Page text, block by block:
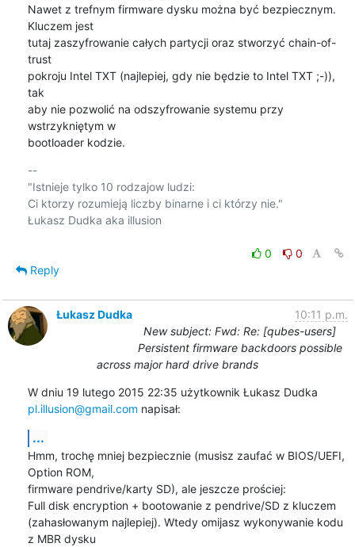
Nawet z trefnym firmware dysku można być bezpiecznym.
Kluczem jest
tutaj zaszyfrowanie całych partycji oraz stworzyć chain-of-
trust
pokroju Intel TXT (najlepiej, gdy nie będzie to Intel TXT ;-)),
tak
aby nie pozwolić na odszyfrowanie systemu przy
wstrzykniętym w
bootloader kodzie.
--
"Istnieje tylko 10 rodzajow ludzi:
Ci ktorzy rozumieją liczby binarne i ci którzy nie."
Łukasz Dudka aka illusion
0
0
Reply
Łukasz Dudka
10:11 p.m.
New subject: Fwd: Re: [qubes-users]
Persistent firmware backdoors possible
across major hard drive brands
pl.illusion@gmail.com napisał:
...
Hmm, trochę mniej bezpiecznie (musisz zaufać w BIOS/UEFI,
Option ROM,
firmware pendrive/karty SD), ale jeszcze prościej:
Full disk encryption + bootowanie z pendrive/SD z kluczem
(zahasłowanym najlepiej). Wtedy omijasz wykonywanie kodu
z MBR dysku